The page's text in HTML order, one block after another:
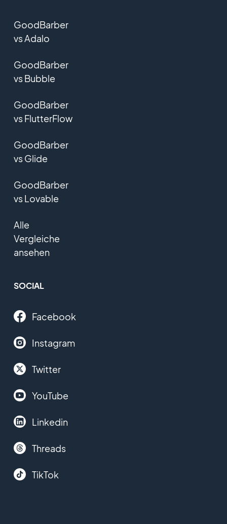
GoodBarber
vs Adalo
GoodBarber
vs Bubble
GoodBarber
vs FlutterFlow
GoodBarber
vs Glide
GoodBarber
vs Lovable
Alle
Vergleiche
ansehen
SOCIAL
Facebook
Instagram
Twitter
YouTube
Linkedin
Threads
TikTok